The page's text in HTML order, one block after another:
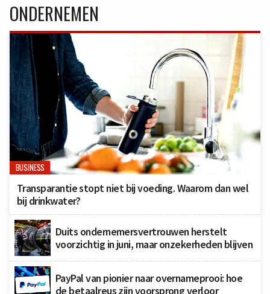
ONDERNEMEN
BUSINESS
Transparantie stopt niet bij voeding. Waarom dan wel
bij drinkwater?
Duits ondernemersvertrouwen herstelt
voorzichtig in juni, maar onzekerheden blijven
PayPal van pionier naar overnameprooi: hoe
de betaalreus zijn voorsprong verloor